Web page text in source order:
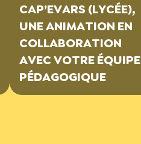
CAP’EVARS (LYCÉE),
UNE ANIMATION EN
COLLABORATION
AVEC VOTRE ÉQUIPE
PÉDAGOGIQUE